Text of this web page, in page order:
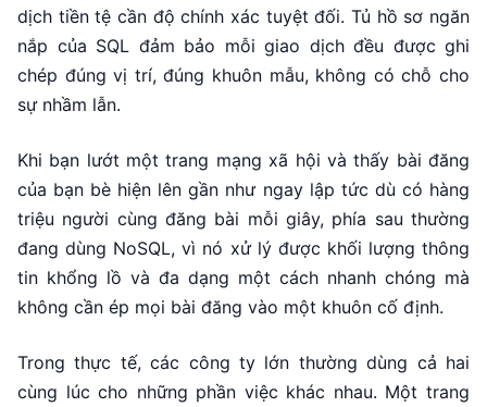
dịch tiền tệ cần độ chính xác tuyệt đối. Tủ hồ sơ ngăn
nắp của SQL đảm bảo mỗi giao dịch đều được ghi
chép đúng vị trí, đúng khuôn mẫu, không có chỗ cho
sự nhầm lẫn.
Khi bạn lướt một trang mạng xã hội và thấy bài đăng
của bạn bè hiện lên gần như ngay lập tức dù có hàng
triệu người cùng đăng bài mỗi giây, phía sau thường
đang dùng NoSQL, vì nó xử lý được khối lượng thông
tin khổng lồ và đa dạng một cách nhanh chóng mà
không cần ép mọi bài đăng vào một khuôn cố định.
Trong thực tế, các công ty lớn thường dùng cả hai
cùng lúc cho những phần việc khác nhau. Một trang